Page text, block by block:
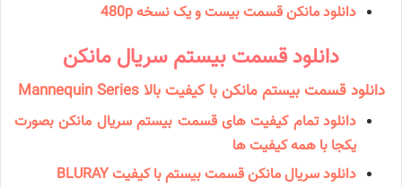
دانلود مانكن قسمت بیست و یک نسخه 480p
دانلود قسمت بیستم سریال مانكن
دانلود قسمت بیستم مانکن با کیفیت بالا Mannequin Series
دانلود تمام کیفیت های قسمت بیستم سریال مانکن بصورت
یکجا با همه کیفیت ها
دانلود سریال مانكن قسمت بیستم با کیفیت BLURAY